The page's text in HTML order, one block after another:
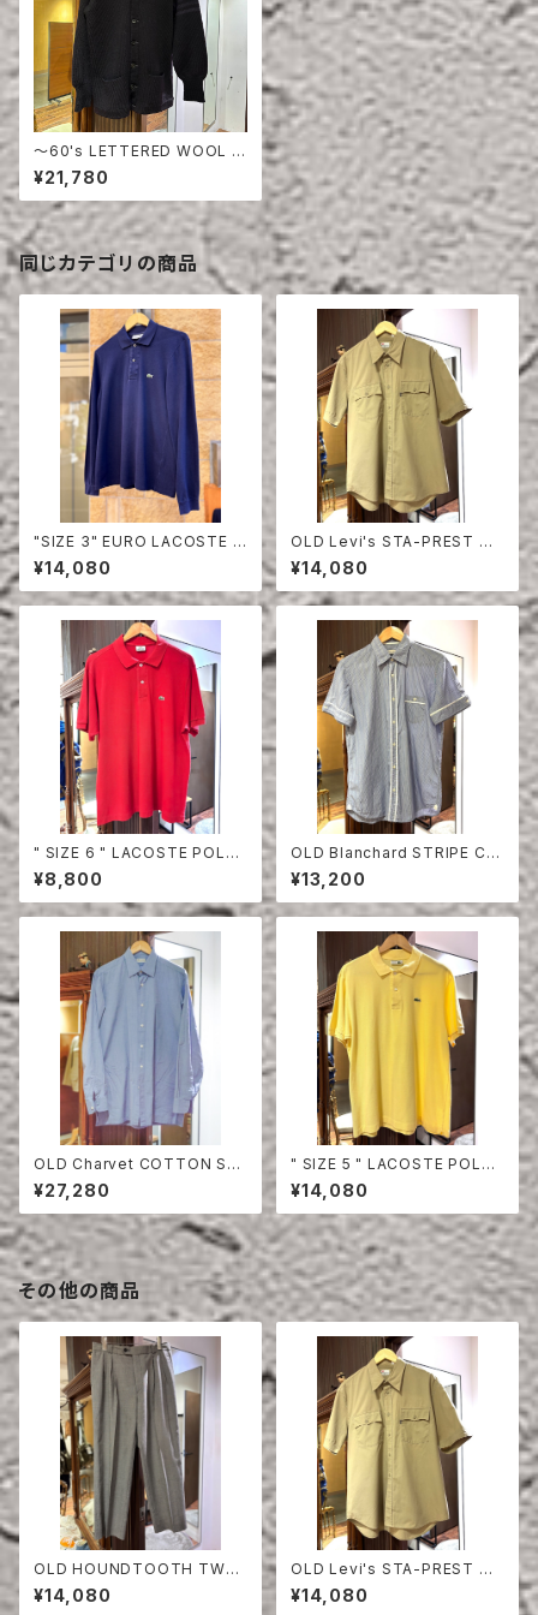
〜60's LETTERED WOOL C
ARDIGAN
¥21,780
同じカテゴリの商品
"SIZE 3" EURO LACOSTE P
OLO SHIRT LONG SLEEVE
¥14,080
OLD Levi's STA-PREST HA
LF SLEEVE SHIRT
¥14,080
" SIZE 6 " LACOSTE POLO
SHIRT RED
¥8,800
OLD Blanchard STRIPE CO
TTON HALF SLEEVE SHIRT
¥13,200
OLD Charvet COTTON SHI
RT
¥27,280
" SIZE 5 " LACOSTE POLO
SHIRT YELLOW
¥14,080
その他の商品
OLD HOUNDTOOTH TWO
TUCK TROUSERS
¥14,080
OLD Levi's STA-PREST HA
LF SLEEVE SHIRT
¥14,080